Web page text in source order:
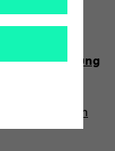
der Lehrplanung
finden